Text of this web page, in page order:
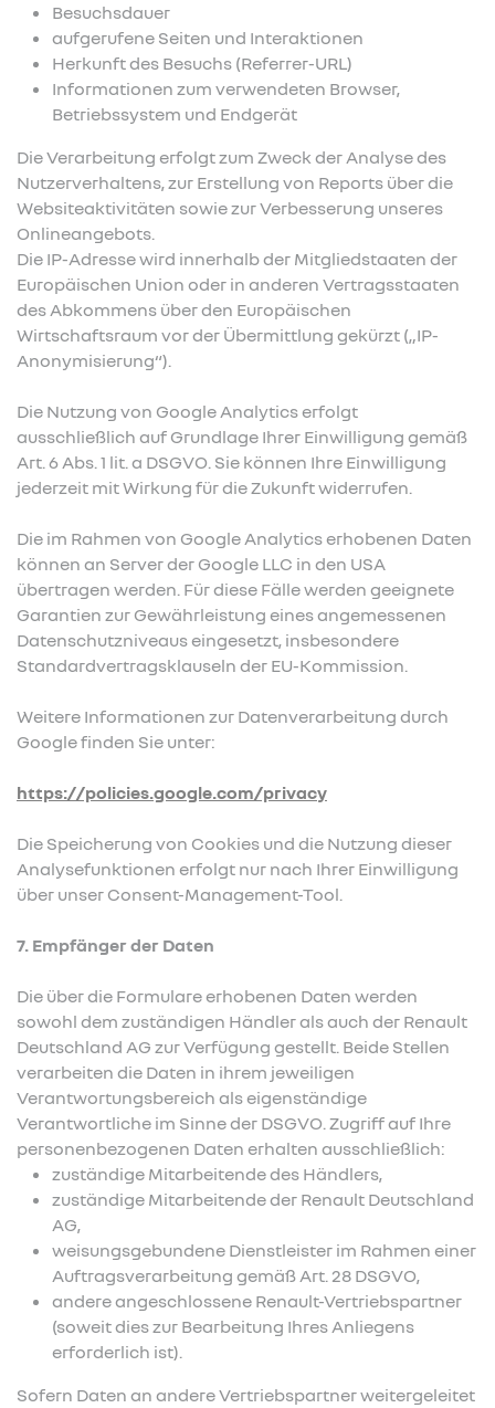
Besuchsdauer
aufgerufene Seiten und Interaktionen
Herkunft des Besuchs (Referrer-URL)
Informationen zum verwendeten Browser,
Betriebssystem und Endgerät
Die Verarbeitung erfolgt zum Zweck der Analyse des
Nutzerverhaltens, zur Erstellung von Reports über die
Websiteaktivitäten sowie zur Verbesserung unseres
Onlineangebots.
Die IP-Adresse wird innerhalb der Mitgliedstaaten der
Europäischen Union oder in anderen Vertragsstaaten
des Abkommens über den Europäischen
Wirtschaftsraum vor der Übermittlung gekürzt („IP-
Anonymisierung“).
Die Nutzung von Google Analytics erfolgt
ausschließlich auf Grundlage Ihrer Einwilligung gemäß
Art. 6 Abs. 1 lit. a DSGVO. Sie können Ihre Einwilligung
jederzeit mit Wirkung für die Zukunft widerrufen.
Die im Rahmen von Google Analytics erhobenen Daten
können an Server der Google LLC in den USA
übertragen werden. Für diese Fälle werden geeignete
Garantien zur Gewährleistung eines angemessenen
Datenschutzniveaus eingesetzt, insbesondere
Standardvertragsklauseln der EU-Kommission.
Weitere Informationen zur Datenverarbeitung durch
Google finden Sie unter:
https://policies.google.com/privacy
Die Speicherung von Cookies und die Nutzung dieser
Analysefunktionen erfolgt nur nach Ihrer Einwilligung
über unser Consent-Management-Tool.
7. Empfänger der Daten
Die über die Formulare erhobenen Daten werden
sowohl dem zuständigen Händler als auch der Renault
Deutschland AG zur Verfügung gestellt. Beide Stellen
verarbeiten die Daten in ihrem jeweiligen
Verantwortungsbereich als eigenständige
Verantwortliche im Sinne der DSGVO. Zugriff auf Ihre
personenbezogenen Daten erhalten ausschließlich:
zuständige Mitarbeitende des Händlers,
zuständige Mitarbeitende der Renault Deutschland
AG,
weisungsgebundene Dienstleister im Rahmen einer
Auftragsverarbeitung gemäß Art. 28 DSGVO,
andere angeschlossene Renault-Vertriebspartner
(soweit dies zur Bearbeitung Ihres Anliegens
erforderlich ist).
Sofern Daten an andere Vertriebspartner weitergeleitet